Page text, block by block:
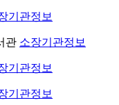
기관정보
관 소장기관정보
기관정보
기관정보